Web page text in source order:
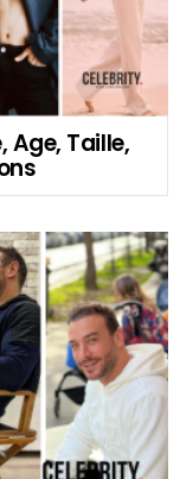
Age, Taille,